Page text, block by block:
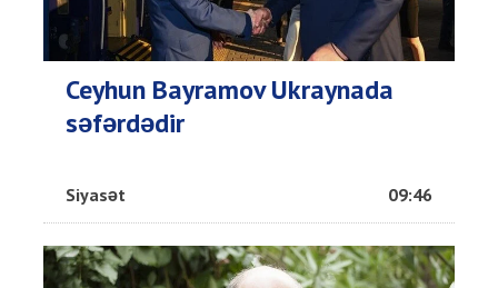
Ceyhun Bayramov Ukraynada
səfərdədir
Siyasət 09:46